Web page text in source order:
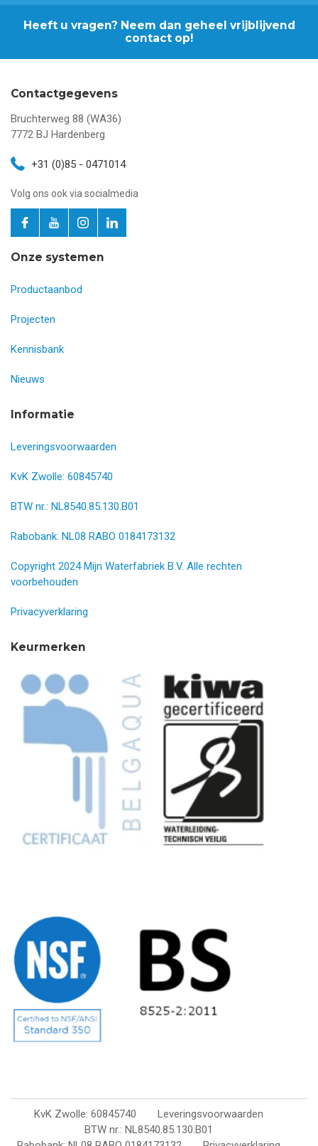
Heeft u vragen? Neem dan geheel vrijblijvend
contact op!
Contactgegevens
Bruchterweg 88 (WA36)
7772 BJ Hardenberg
+31 (0)85 - 0471014
Volg ons ook via socialmedia
Onze systemen
Productaanbod
Projecten
Kennisbank
Nieuws
Informatie
Leveringsvoorwaarden
KvK Zwolle: 60845740
BTW nr.: NL8540.85.130.B01
Rabobank: NL08 RABO 0184173132
Copyright 2024 Mijn Waterfabriek B.V. Alle rechten
voorbehouden
Privacyverklaring
Keurmerken
KvK Zwolle: 60845740
Leveringsvoorwaarden
BTW nr.: NL8540.85.130.B01